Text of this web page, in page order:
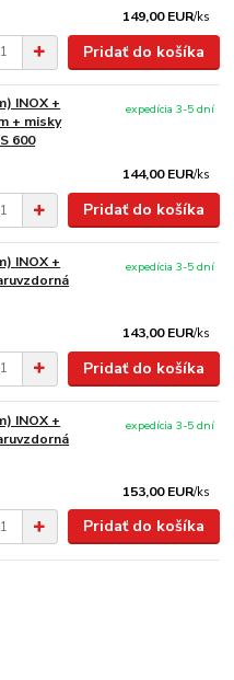
149,00 EUR/ks
Pridať do košíka
INOX +
+ misky
600
144,00 EUR/ks
expedícia 3-5 dní
Pridať do košíka
INOX +
143,00 EUR/ks
expedícia 3-5 dní
Pridať do košíka
INOX +
153,00 EUR/ks
expedícia 3-5 dní
Pridať do košíka